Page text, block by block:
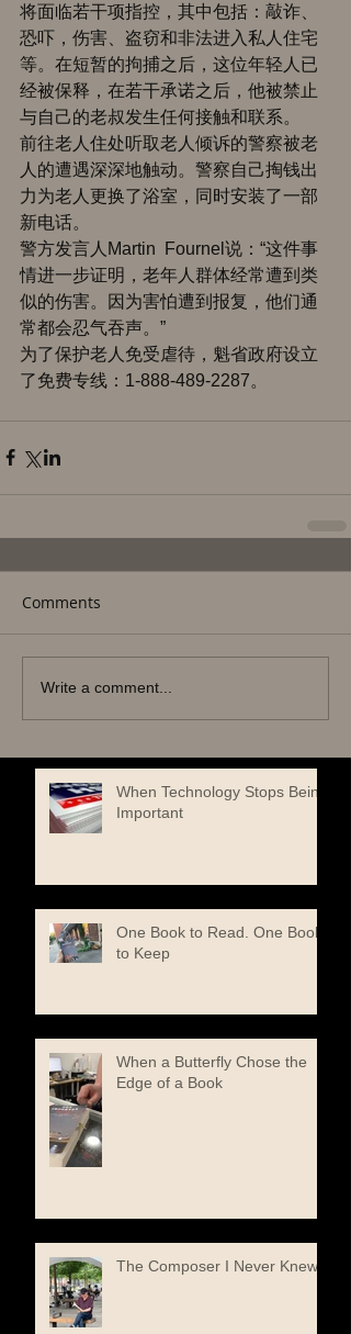
将面临若干项指控，其中包括：敲诈、
恐吓，伤害、盗窃和非法进入私人住宅
等。在短暂的拘捕之后，这位年轻人已
经被保释，在若干承诺之后，他被禁止
与自己的老叔发生任何接触和联系。
前往老人住处听取老人倾诉的警察被老
人的遭遇深深地触动。警察自己掏钱出
力为老人更换了浴室，同时安装了一部
新电话。
警方发言人Martin  Fournel说：“这件事
情进一步证明，老年人群体经常遭到类
似的伤害。因为害怕遭到报复，他们通
常都会忍气吞声。”
为了保护老人免受虐待，魁省政府设立
了免费专线：1-888-489-2287。
Comments
Write a comment...
When Technology Stops Being
Important
One Book to Read. One Book
to Keep
When a Butterfly Chose the
Edge of a Book
The Composer I Never Knew